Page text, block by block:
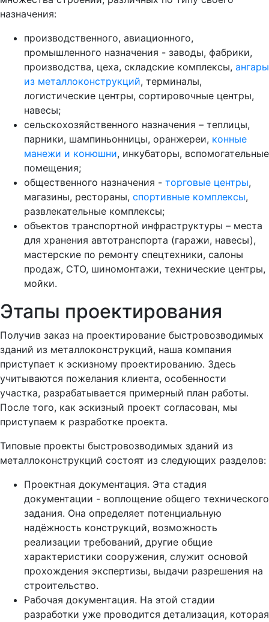
назначения:
производственного, авиационного,
промышленного назначения - заводы, фабрики,
производства, цеха, складские комплексы, ангары
из металлоконструкций, терминалы,
логистические центры, сортировочные центры,
навесы;
сельскохозяйственного назначения – теплицы,
парники, шампиньонницы, оранжереи, конные
манежи и конюшни, инкубаторы, вспомогательные
помещения;
общественного назначения - торговые центры,
магазины, рестораны, спортивные комплексы,
развлекательные комплексы;
объектов транспортной инфраструктуры – места
для хранения автотранспорта (гаражи, навесы),
мастерские по ремонту спецтехники, салоны
продаж, СТО, шиномонтажи, технические центры,
мойки.
Этапы проектирования
Получив заказ на проектирование быстровозводимых
зданий из металлоконструкций, наша компания
приступает к эскизному проектированию. Здесь
учитываются пожелания клиента, особенности
участка, разрабатывается примерный план работы.
После того, как эскизный проект согласован, мы
приступаем к разработке проекта.
Типовые проекты быстровозводимых зданий из
металлоконструкций состоят из следующих разделов:
Проектная документация. Эта стадия
документации - воплощение общего технического
задания. Она определяет потенциальную
надёжность конструкций, возможность
реализации требований, другие общие
характеристики сооружения, служит основой
прохождения экспертизы, выдачи разрешения на
строительство.
Рабочая документация. На этой стадии
разработки уже проводится детализация, которая